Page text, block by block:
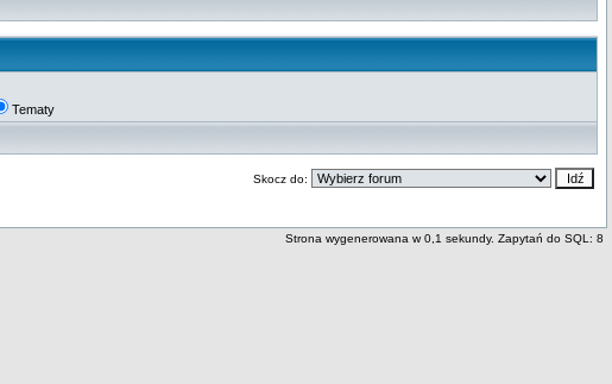
Tematy
Skocz do:
Strona wygenerowana w 0,1 sekundy. Zapytań do SQL: 8